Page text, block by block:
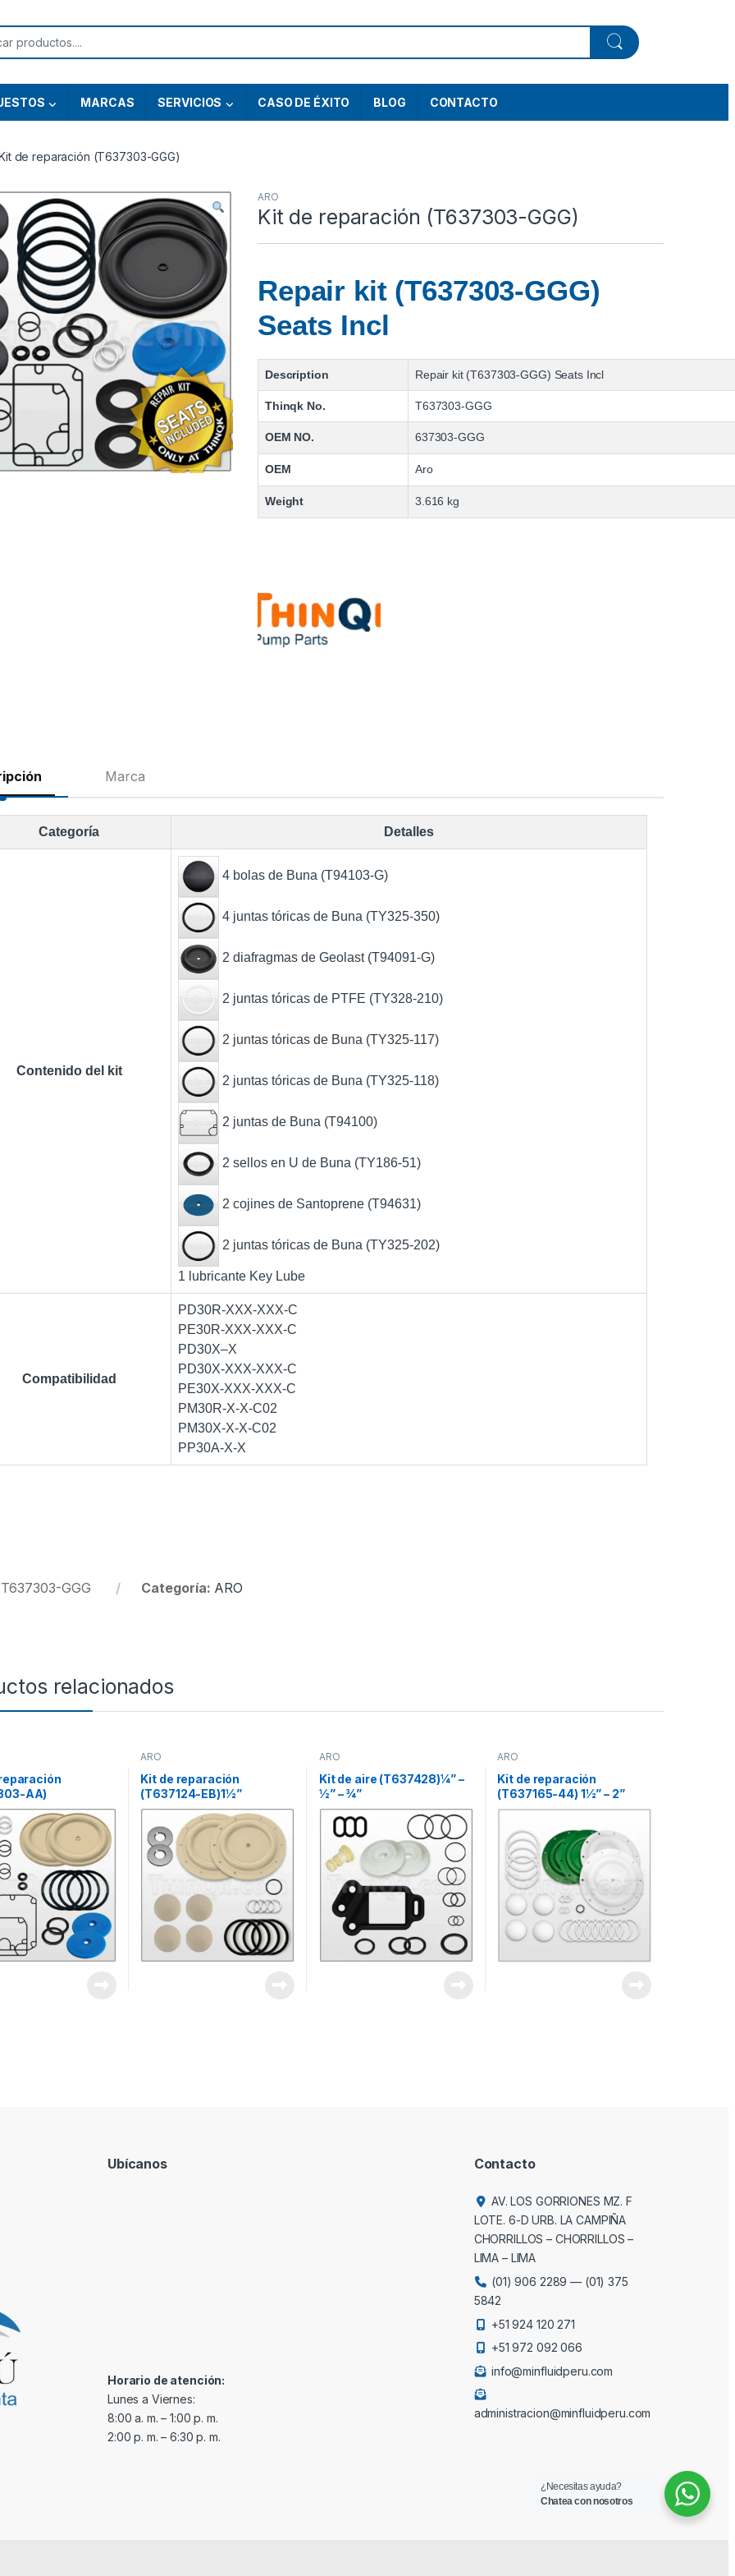
MARCAS SERVICIOS CASO DE ÉXITO BLOG CONTACTO
de reparación (T637303-GGG)
ARO
Kit de reparación (T637303-GGG)
Repair kit (T637303-GGG)
Seats Incl
Description Repair kit (T637303-GGG) Seats Incl
Thinqk No. T637303-GGG
OEM NO. 637303-GGG
OEM Aro
Weight 3.616 kg
Marca
Categoría Detalles
Contenido del kit
4 bolas de Buna (T94103-G)
4 juntas tóricas de Buna (TY325-350)
2 diafragmas de Geolast (T94091-G)
2 juntas tóricas de PTFE (TY328-210)
2 juntas tóricas de Buna (TY325-117)
2 juntas tóricas de Buna (TY325-118)
2 juntas de Buna (T94100)
2 sellos en U de Buna (TY186-51)
2 cojines de Santoprene (T94631)
2 juntas tóricas de Buna (TY325-202)
1 lubricante Key Lube
Compatibilidad
PD30R-XXX-XXX-C
PE30R-XXX-XXX-C
PD30X–X
PD30X-XXX-XXX-C
PE30X-XXX-XXX-C
PM30R-X-X-C02
PM30X-X-X-C02
PP30A-X-X
T637303-GGG Categoría: ARO
relacionados
AA)
ARO
Kit de reparación
(T637124-EB)1½”
ARO
Kit de aire (T637428)¼” –
½” – ¾”
ARO
Kit de reparación
(T637165-44) 1½” – 2”
Ubícanos
Horario de atención:
Lunes a Viernes:
8:00 a. m. – 1:00 p. m.
2:00 p. m. – 6:30 p. m.
Contacto
AV. LOS GORRIONES MZ. F
LOTE. 6-D URB. LA CAMPIÑA
CHORRILLOS – CHORRILLOS –
LIMA – LIMA
(01) 906 2289 — (01) 375
5842
+51 924 120 271
+51 972 092 066
info@minfluidperu.com
administracion@minfluidperu.com
¿Necesitas ayuda?
Chatea con nosotros